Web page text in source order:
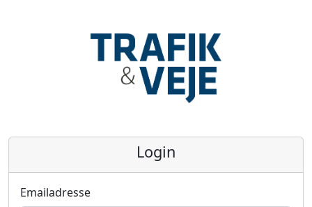
Login
Emailadresse